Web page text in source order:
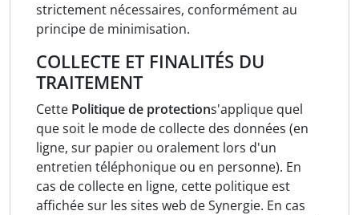
strictement nécessaires, conformément au
principe de minimisation.
COLLECTE ET FINALITÉS DU
TRAITEMENT
Cette Politique de protections'applique quel
que soit le mode de collecte des données (en
ligne, sur papier ou oralement lors d'un
entretien téléphonique ou en personne). En
cas de collecte en ligne, cette politique est
affichée sur les sites web de Synergie. En cas